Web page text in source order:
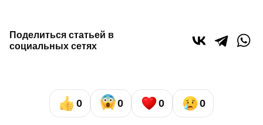
Поделиться статьей в
социальных сетях
0 0 0 0